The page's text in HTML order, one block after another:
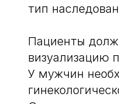
тип
Пациенты
визуализацию
У мужчин